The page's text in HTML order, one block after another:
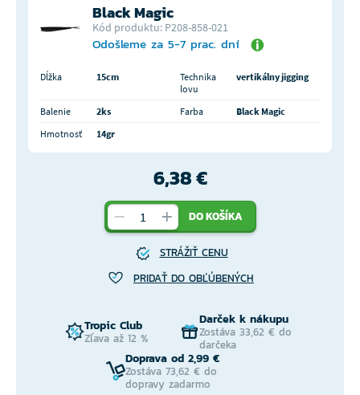
Black Magic
Kód produktu: P208-858-021
Odošleme za 5-7 prac. dní
Dĺžka 15cm
Technika
lovu
vertikálny jigging
Balenie 2ks Farba
Black Magic
Hmotnosť
14gr
6,38 €
DO KOŠÍKA
STRÁŽIŤ CENU
PRIDAŤ DO OBĽÚBENÝCH
Tropic Club
Zľava až 12 %
Darček k nákupu
Zostáva 33,62 € do
darčeka
Doprava od 2,99 €
Zostáva 73,62 € do
dopravy zadarmo